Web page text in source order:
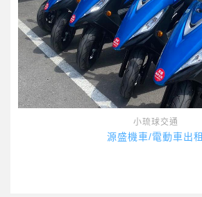
小琉球交通
源盛機車/電動車出租